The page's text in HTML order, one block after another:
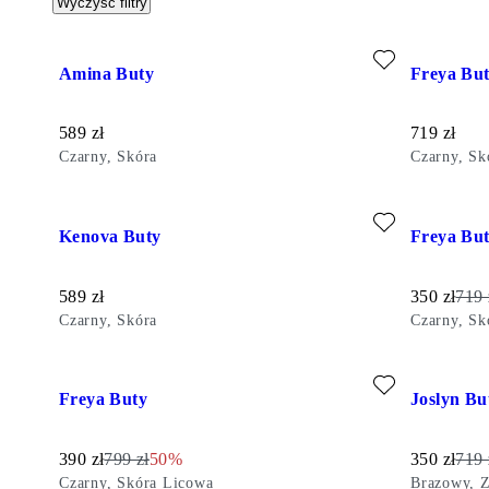
Amina Buty
Cena:
589 zł
Czarny, Skóra
Dodaj do ulubionych: AMINA BUTY (Czarny, Skóra)
Freya
Cena:
719 zł
Czarny,
Dodaj do
Kenova Buty
Cena:
589 zł
Czarny, Skóra
Dodaj do ulubionych: KENOVA BUTY (Czarny, Skóra)
Freya
Obniżona
350 zł719
Czarny,
Dodaj do
Freya Buty
Obniżona cena:
390 złCena oryginalna:
799złDiscount percentage:
50%
Czarny, Skóra Licowa
Dodaj do ulubionych: FREYA BUTY (Czarny, Skóra Licowa)
Joslyn
Obniżona
350 zł719
Brazowy,
Dodaj do